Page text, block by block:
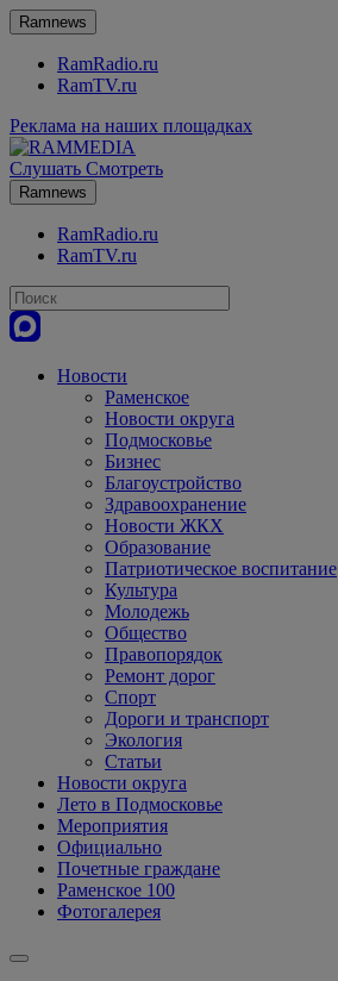
Ramnews
RamRadio.ru
RamTV.ru
Реклама на наших площадках
Слушать Смотреть
Ramnews
RamRadio.ru
RamTV.ru
Новости
Раменское
Новости округа
Подмосковье
Бизнес
Благоустройство
Здравоохранение
Новости ЖКХ
Образование
Патриотическое воспитание
Культура
Молодежь
Общество
Правопорядок
Ремонт дорог
Спорт
Дороги и транспорт
Экология
Статьи
Новости округа
Лето в Подмосковье
Мероприятия
Официально
Почетные граждане
Раменское 100
Фотогалерея